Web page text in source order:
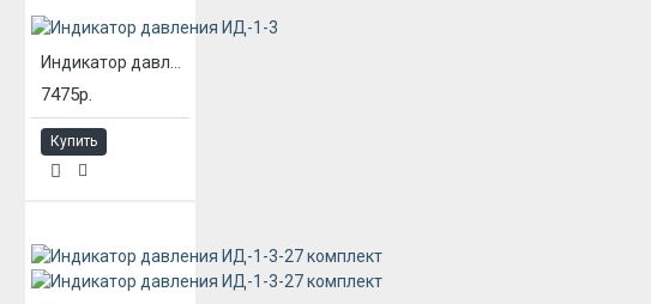
7475р.
Купить